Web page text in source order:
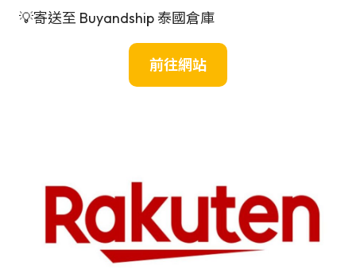
💡寄送至 Buyandship 泰國倉庫
前往網站